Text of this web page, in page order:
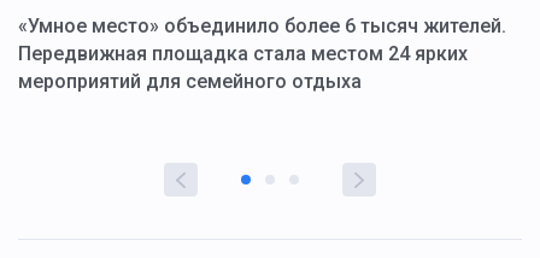
«Умное место» объединило более 6 тысяч жителей.
Передвижная площадка стала местом 24 ярких
мероприятий для семейного отдыха